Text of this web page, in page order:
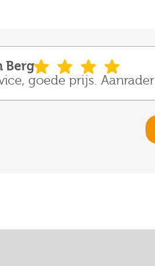
Berg
goede prijs. Aanrader